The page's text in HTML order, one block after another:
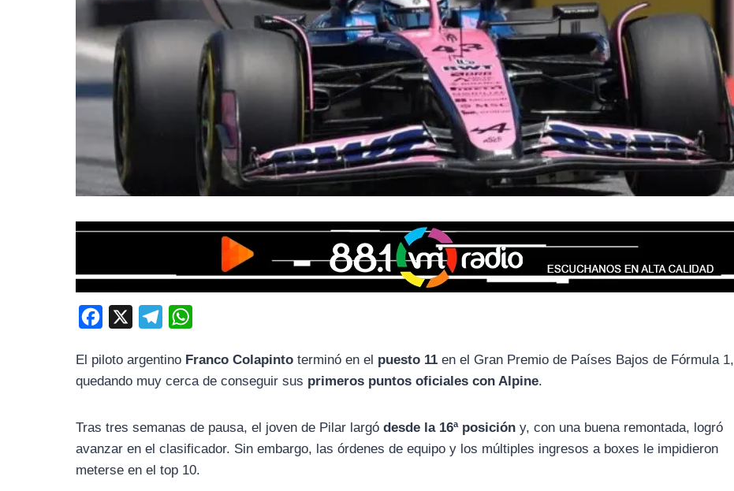
c
e
o
l
e
r
m
a
t
A
El piloto argentino Franco Colapinto terminó en el puesto 11 en el Gran Premio de Países Bajos de Fórmula 1,
quedando muy cerca de conseguir sus primeros puntos oficiales con Alpine.
Tras tres semanas de pausa, el joven de Pilar largódesde la 16ª posición y, con una buena remontada, logró
avanzar en el clasificador. Sin embargo, las órdenes de equipo y los múltiples ingresos a boxes le impidieron
meterse en el top 10.